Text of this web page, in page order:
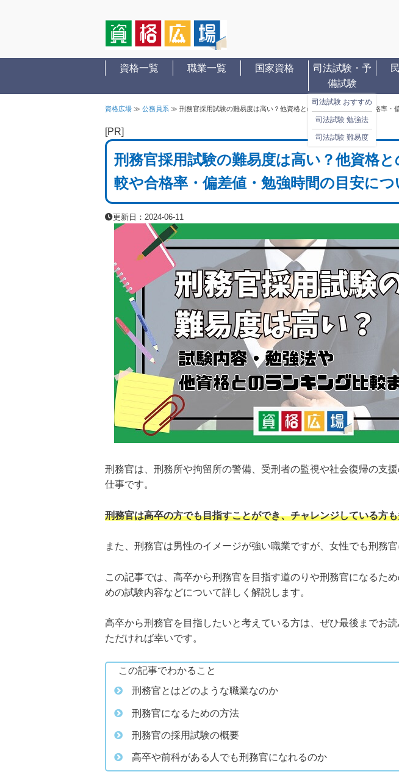
資格一覧 職業一覧 国家資格
司法試験・予
備試験
司法試験 おすすめ
司法試験 勉強法
司法試験 難易度
資格広場 ≫ 公務員系 ≫ 刑務官採用試験の難易度は高い？他資格とのランキング比較や合格率・
[PR]
刑務官採用試験の難易度は高い？他資格
較や合格率・偏差値・勉強時間の目安に
更新日：2024-06-11
刑務官は、刑務所や拘留所の警備、受刑者の監視や社会復帰の支
仕事です。
刑務官は高卒の方でも目指すことができ、チャレンジしている方
また、刑務官は男性のイメージが強い職業ですが、女性でも刑務官
この記事では、高卒から刑務官を目指す道のりや刑務官になるた
めの試験内容などについて詳しく解説します。
高卒から刑務官を目指したいと考えている方は、ぜひ最後までお
ただければ幸いです。
この記事でわかること
刑務官とはどのような職業なのか
刑務官になるための方法
刑務官の採用試験の概要
高卒や前科がある人でも刑務官になれるのか